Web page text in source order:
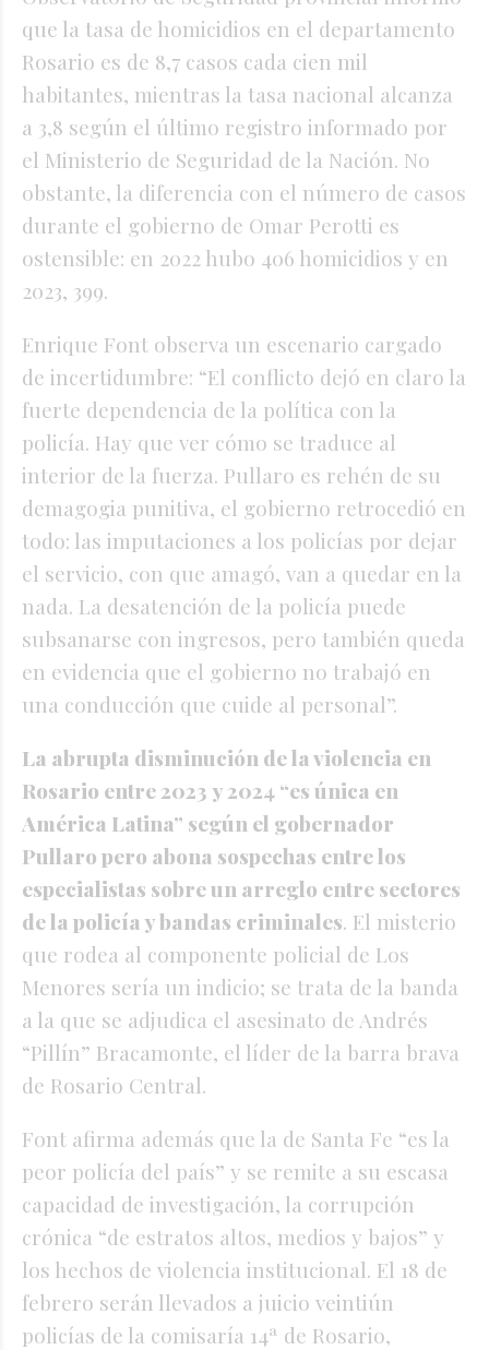
que la tasa de homicidios en el departamento
Rosario es de 8,7 casos cada cien mil
habitantes, mientras la tasa nacional alcanza
a 3,8 según el último registro informado por
el Ministerio de Seguridad de la Nación. No
obstante, la diferencia con el número de casos
durante el gobierno de Omar Perotti es
ostensible: en 2022 hubo 406 homicidios y en
2023, 399.
Enrique Font observa un escenario cargado
de incertidumbre: “El conflicto dejó en claro la
fuerte dependencia de la política con la
policía. Hay que ver cómo se traduce al
interior de la fuerza. Pullaro es rehén de su
demagogia punitiva, el gobierno retrocedió en
todo: las imputaciones a los policías por dejar
el servicio, con que amagó, van a quedar en la
nada. La desatención de la policía puede
subsanarse con ingresos, pero también queda
en evidencia que el gobierno no trabajó en
una conducción que cuide al personal”.
La abrupta disminución de la violencia en
Rosario entre 2023 y 2024 “es única en
América Latina” según el gobernador
Pullaro pero abona sospechas entre los
especialistas sobre un arreglo entre sectores
de la policía y bandas criminales. El misterio
que rodea al componente policial de Los
Menores sería un indicio; se trata de la banda
a la que se adjudica el asesinato de Andrés
“Pillín” Bracamonte, el líder de la barra brava
de Rosario Central.
Font afirma además que la de Santa Fe “es la
peor policía del país” y se remite a su escasa
capacidad de investigación, la corrupción
crónica “de estratos altos, medios y bajos” y
los hechos de violencia institucional. El 18 de
febrero serán llevados a juicio veintiún
policías de la comisaría 14ª de Rosario,